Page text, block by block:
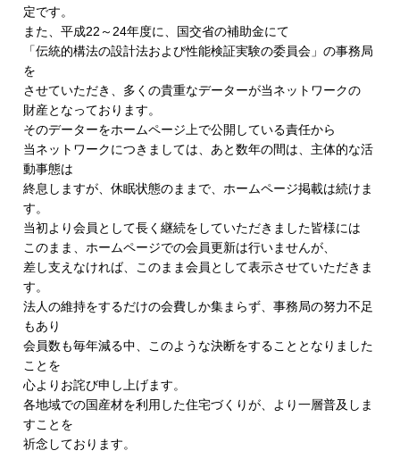
定です。
また、平成22～24年度に、国交省の補助金にて
「伝統的構法の設計法および性能検証実験の委員会」の事務局
を
させていただき、多くの貴重なデーターが当ネットワークの
財産となっております。
そのデーターをホームページ上で公開している責任から
当ネットワークにつきましては、あと数年の間は、 主体的な活
動事態は
終息しますが、休眠状態のままで、 ホームページ掲載は続けま
す。
当初より会員として長く継続をしていただきました皆様には
このまま、ホームページでの会員更新は行いませんが、
差し支えなければ、
このまま会員として表示させていただきま
す。
法人の維持をするだけの会費しか集まらず、事務局の努力不足
もあり
会員数も毎年減る中、
このような決断をすることとなりました
ことを
心よりお詫び申し上げます。
各地域での国産材を利用した住宅づくりが、
より一層普及しま
すことを
祈念しております。